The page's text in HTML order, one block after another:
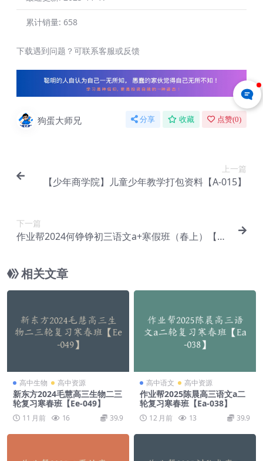
累计销量: 658
下载遇到问题？可联系客服或反馈
狗蛋大师兄 分享 收藏 点赞(0)
上一篇
【少年商学院】儿童少年教学打包资料【A-015】
下一篇
作业帮2024何铮铮初三语文a+寒假班（春上）【D
相关文章
高中生物 高中资源
新东方2024毛慧高三生物二三
轮复习寒春班【Ee-049】
11 月前 16 39.9
高中语文 高中资源
作业帮2025陈晨高三语文a二
轮复习寒春班【Ea-038】
12 月前 13 39.9